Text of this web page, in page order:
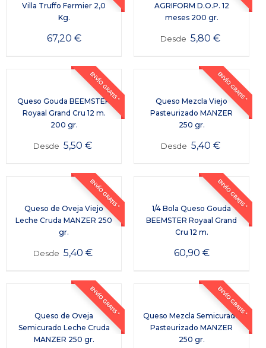
Villa Truffo Fermier 2,0
Kg.
67,20 €
AGRIFORM D.O.P. 12
meses 200 gr.
Desde 5,80€
ENVÍO GRATIS *
Queso Gouda BEEMSTER
Royaal Grand Cru 12 m.
200 gr.
Desde 5,50€
ENVÍO GRATIS *
Queso Mezcla Viejo
Pasteurizado MANZER
250 gr.
Desde 5,40 €
ENVÍO GRATIS *
Queso de Oveja Viejo
Leche Cruda MANZER 250
gr.
Desde 5,40 €
ENVÍO GRATIS *
1/4 Bola Queso Gouda
BEEMSTER Royaal Grand
Cru 12 m.
60,90 €
ENVÍO GRATIS *
Queso de Oveja
Semicurado Leche Cruda
MANZER 250 gr.
ENVÍO GRATIS *
Queso Mezcla Semicurado
Pasteurizado MANZER
250 gr.